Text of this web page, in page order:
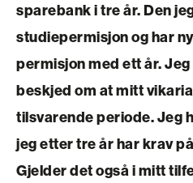
sparebank i tre år. Den
studiepermisjon og har
permisjon med ett år.
beskjed om at mitt
tilsvarende periode. Jeg
jeg etter tre år har krav
Gjelder det også i mitt